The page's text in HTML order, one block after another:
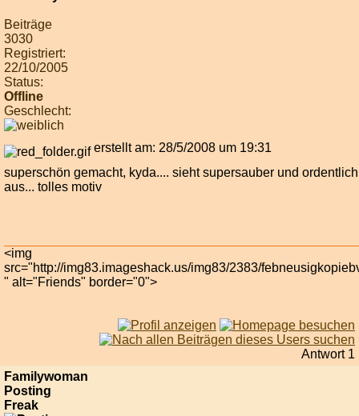
Beiträge
3030
Registriert:
22/10/2005
Status:
Offline
Geschlecht:
erstellt am: 28/5/2008 um 19:31
superschön gemacht, kyda.... sieht supersauber und ordentlich
aus... tolles motiv
<img
src="http://img83.imageshack.us/img83/2383/
" alt="Friends" border="0">
Antwort 1
Familywoman
Posting
Freak